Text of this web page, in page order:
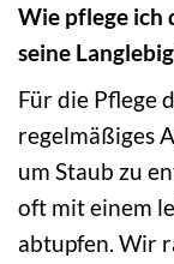
Wie pflege ich
seine
Für die Pflege
regelmäßiges
um Staub zu
oft mit einem
abtupfen. Wir